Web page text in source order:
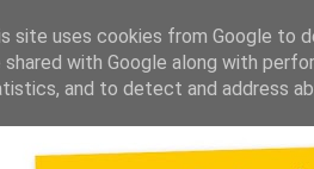
site uses cookies from Google to
shared with Google along with
and to detect and address